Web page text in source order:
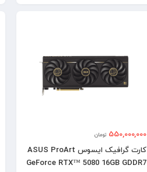
550,000,000 تومان
کارت گرافیک ایسوس ASUS ProArt
GeForce RTX™ 5080 16GB GDDR7